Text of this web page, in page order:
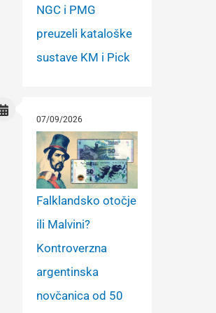
NGC i PMG
preuzeli kataloške
sustave KM i Pick
07/09/2026
Falklandsko otočje
ili Malvini?
Kontroverzna
argentinska
novčanica od 50